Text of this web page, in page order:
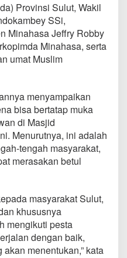
a
m
a
d
h
a
a
n
B
e
r
b
u
k
u
a
s
a
D
e
Provinsi Sulut, Wakil
SSi,
Minahasa Jeffry Robby
Minahasa, serta
umat Muslim
menyampaikan
bisa bertatap muka
di Masjid
Menurutnya, ini adalah
tengah masyarakat,
merasakan betul
masyarakat Sulut,
khususnya
mengikuti pesta
dengan baik,
menentukan,” kata